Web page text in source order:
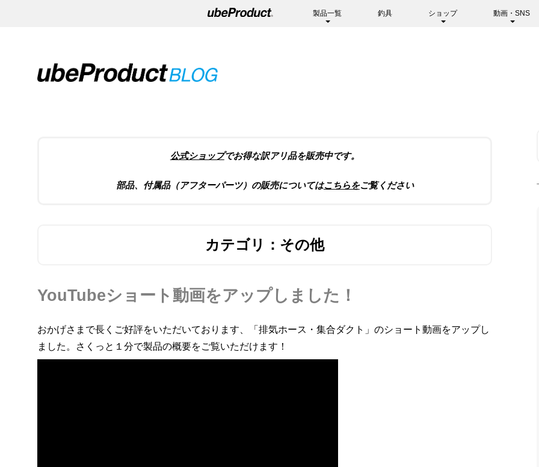
製品一覧 釣具 ショップ 動画・SNS
公式ショップでお得な訳アリ品を販売中です。
部品、付属品（アフターパーツ）の販売についてはこちらをご覧ください
カテゴリ：その他
YouTubeショート動画をアップしました！
おかげさまで長くご好評をいただいております、「排気ホース・集合ダクト」のショート動画をアップし
ました。さくっと１分で製品の概要をご覧いただけます！